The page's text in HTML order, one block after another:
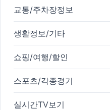
교통/주차장정보
생활정보/기타
쇼핑/여행/할인
스포츠/각종경기
실시간TV보기